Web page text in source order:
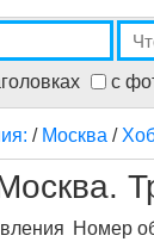
с
/ Москва /
Номер